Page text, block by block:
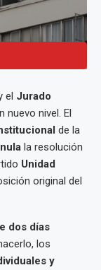
el Jurado
nuevo nivel. El
de la
nula la resolución
Unidad
original del
dos días
los
y